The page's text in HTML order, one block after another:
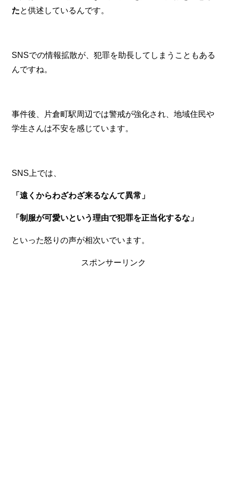
たと供述しているんです。
SNSでの情報拡散が、犯罪を助長してしまうこともある
んですね。
事件後、片倉町駅周辺では警戒が強化され、地域住民や
学生さんは不安を感じています。
SNS上では、
「遠くからわざわざ来るなんて異常」
「制服が可愛いという理由で犯罪を正当化するな」
といった怒りの声が相次いでいます。
スポンサーリンク